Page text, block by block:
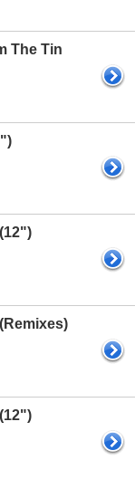
The Tin